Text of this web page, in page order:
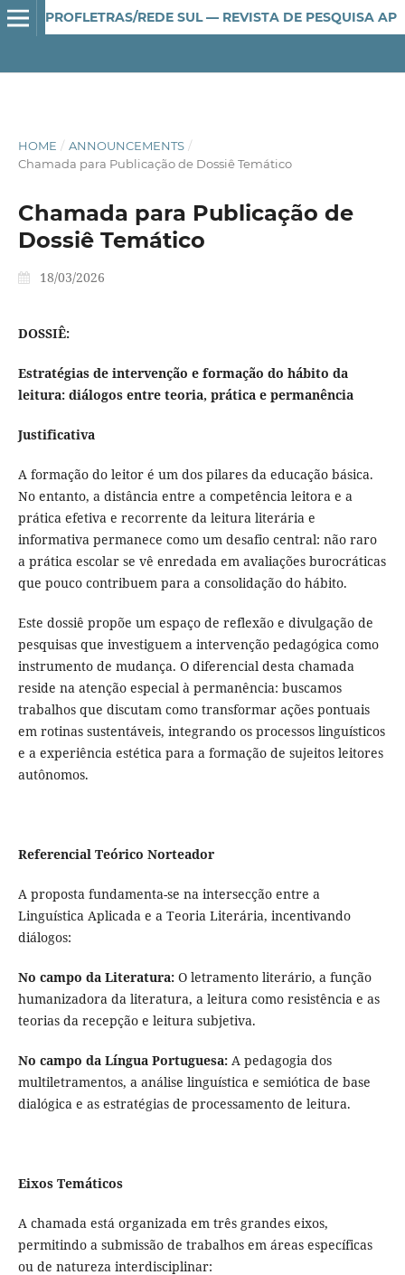
PROFLETRAS/REDE SUL — REVISTA DE PESQUISA APLICADA AO ENSINO DE LÍNGUA E LITERATURA
HOME / ANNOUNCEMENTS /
Chamada para Publicação de Dossiê Temático
Chamada para Publicação de
Dossiê Temático
18/03/2026
DOSSIÊ:
Estratégias de intervenção e formação do hábito da
leitura: diálogos entre teoria, prática e permanência
Justificativa
A formação do leitor é um dos pilares da educação básica.
No entanto, a distância entre a competência leitora e a
prática efetiva e recorrente da leitura literária e
informativa permanece como um desafio central: não raro
a prática escolar se vê enredada em avaliações burocráticas
que pouco contribuem para a consolidação do hábito.
Este dossiê propõe um espaço de reflexão e divulgação de
pesquisas que investiguem a intervenção pedagógica como
instrumento de mudança. O diferencial desta chamada
reside na atenção especial à permanência: buscamos
trabalhos que discutam como transformar ações pontuais
em rotinas sustentáveis, integrando os processos linguísticos
e a experiência estética para a formação de sujeitos leitores
autônomos.
Referencial Teórico Norteador
A proposta fundamenta-se na intersecção entre a
Linguística Aplicada e a Teoria Literária, incentivando
diálogos:
No campo da Literatura:O letramento literário, a função
humanizadora da literatura, a leitura como resistência e as
teorias da recepção e leitura subjetiva.
No campo da Língua Portuguesa:A pedagogia dos
multiletramentos, a análise linguística e semiótica de base
dialógica e as estratégias de processamento de leitura.
Eixos Temáticos
A chamada está organizada em três grandes eixos,
permitindo a submissão de trabalhos em áreas específicas
ou de natureza interdisciplinar: